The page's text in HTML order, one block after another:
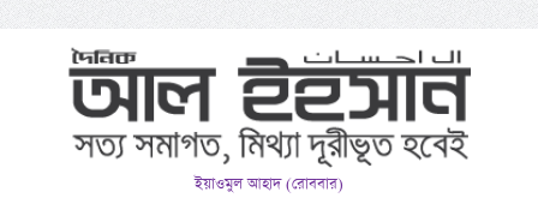
ইয়াওমুল আহাদ (রোববার)